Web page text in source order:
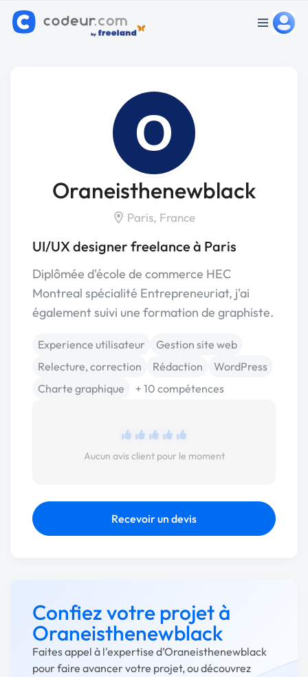
O
Oraneisthenewblack
Paris, France
UI/UX designer freelance à Paris
Diplômée d'école de commerce HEC
Montreal spécialité Entrepreneuriat, j'ai
également suivi une formation de graphiste.
Experience utilisateur
Gestion site web
Relecture, correction
Rédaction
WordPress
Charte graphique
+ 10 compétences
Aucun avis client pour le moment
Recevoir un devis
Confiez votre projet à
Oraneisthenewblack
Faites appel à l'expertise d’Oraneisthenewblack
pour faire avancer votre projet, ou découvrez